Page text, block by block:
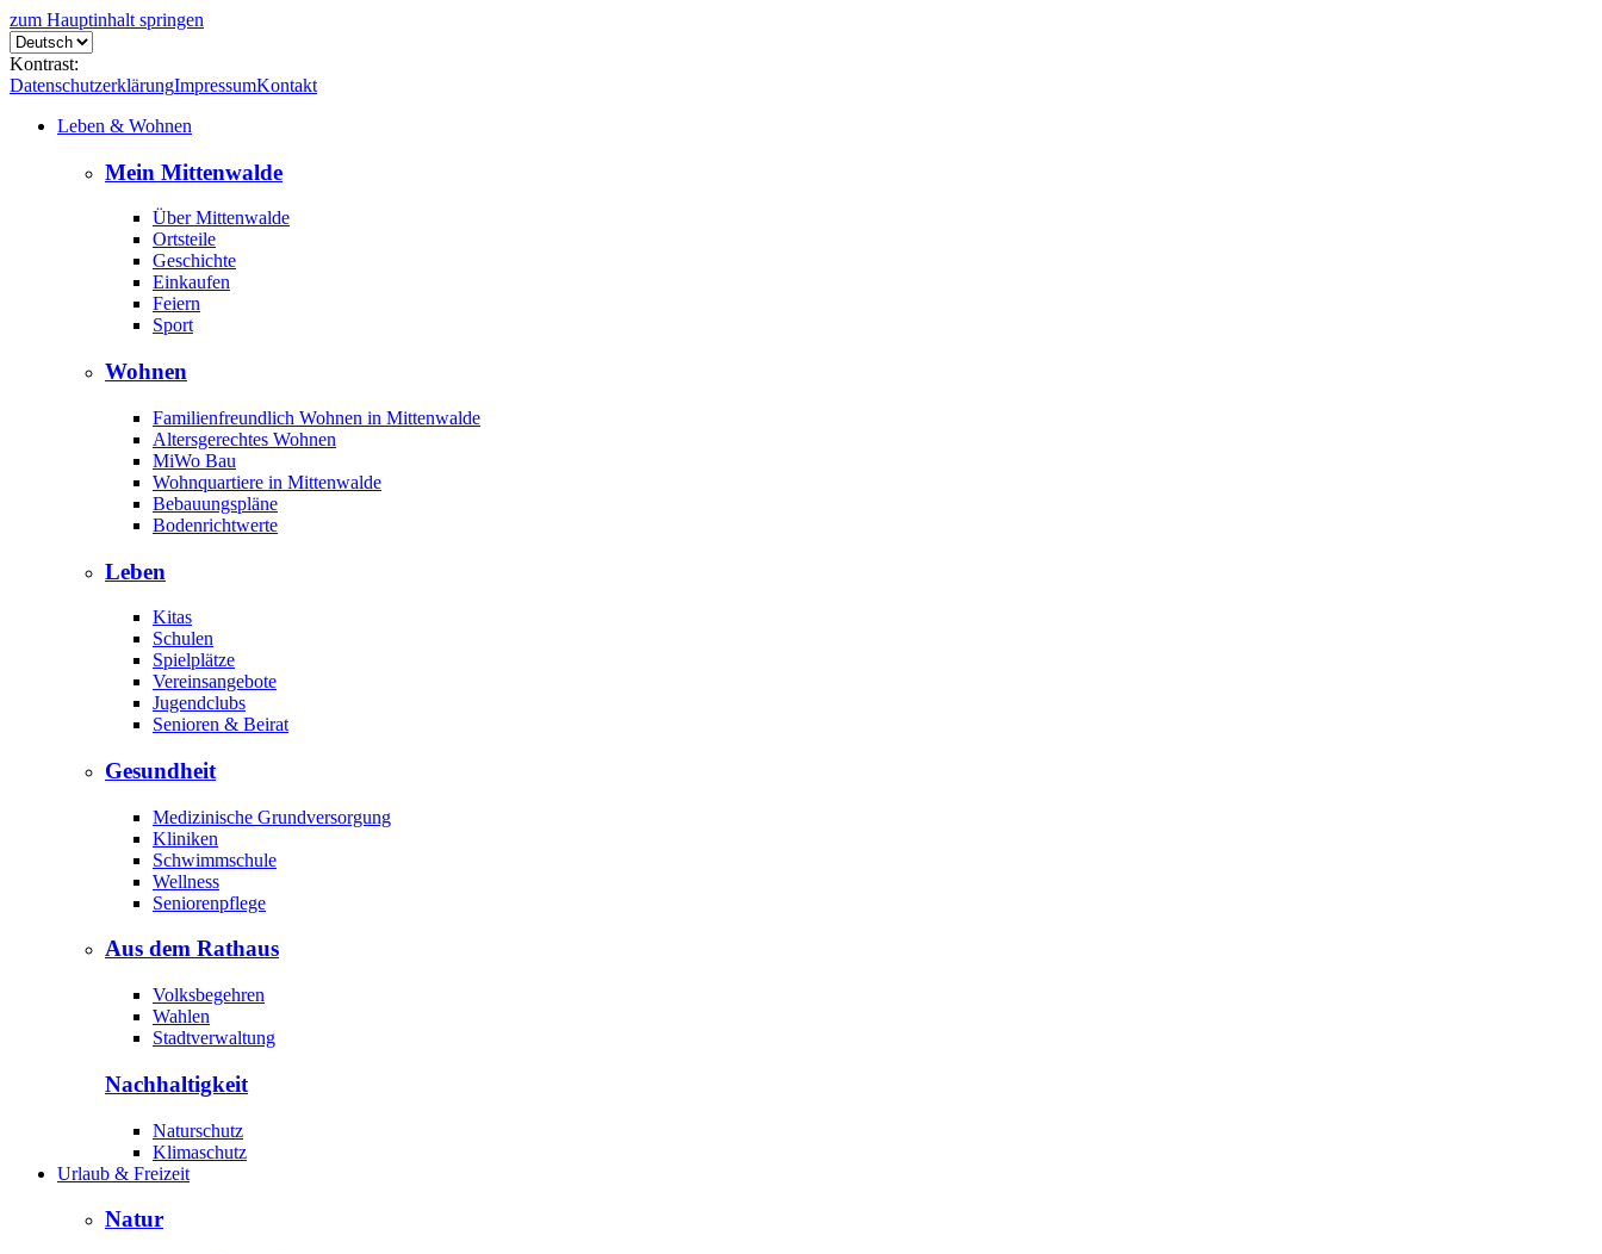
zum Hauptinhalt springen
Kontrast:
DatenschutzerklärungImpressumKontakt
Leben & Wohnen
Mein Mittenwalde
Über Mittenwalde
Ortsteile
Geschichte
Einkaufen
Feiern
Sport
Wohnen
Familienfreundlich Wohnen in Mittenwalde
Altersgerechtes Wohnen
MiWo Bau
Wohnquartiere in Mittenwalde
Bebauungspläne
Bodenrichtwerte
Leben
Kitas
Schulen
Spielplätze
Vereinsangebote
Jugendclubs
Senioren & Beirat
Gesundheit
Medizinische Grundversorgung
Kliniken
Schwimmschule
Wellness
Seniorenpflege
Aus dem Rathaus
Volksbegehren
Wahlen
Stadtverwaltung
Nachhaltigkeit
Naturschutz
Klimaschutz
Urlaub & Freizeit
Natur